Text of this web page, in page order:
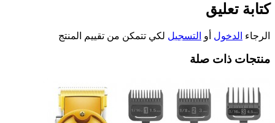
كتابة تعليق
الرجاء الدخول أو التسجيل لكي تتمكن من تقييم المنتج
منتجات ذات صلة